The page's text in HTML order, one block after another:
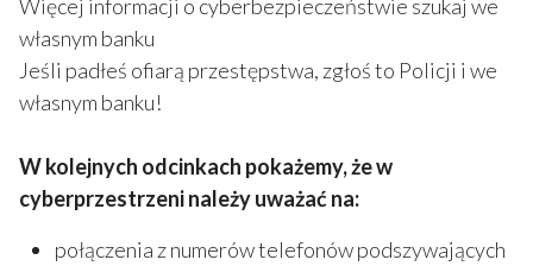
Więcej informacji o cyberbezpieczeństwie szukaj we
własnym banku
Jeśli padłeś ofiarą przestępstwa, zgłoś to Policji i we
własnym banku!
W kolejnych odcinkach pokażemy, że w
cyberprzestrzeni należy uważać na:
połączenia z numerów telefonów podszywających